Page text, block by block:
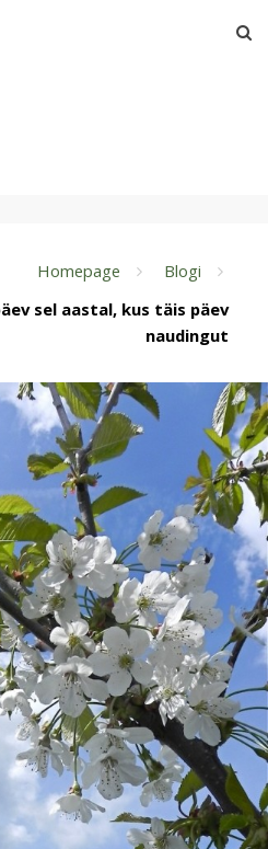
Homepage
Blogi
sel aastal, kus täis päev
naudingut